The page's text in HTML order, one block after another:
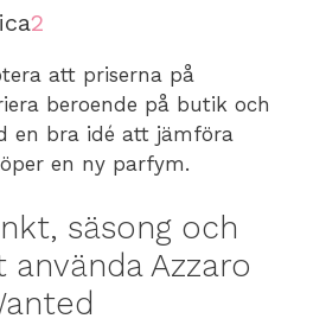
2
att priserna på
beroende på butik och
en bra idé att jämföra
en ny parfym.
säsong och
Azzaro